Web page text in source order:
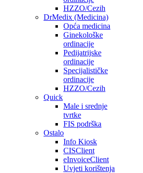
HZZO/Cezih
DrMedix (Medicina)
Opća medicina
Ginekološke
ordinacije
Pedijatrijske
ordinacije
Specijalističke
ordinacije
HZZO/Cezih
Quick
Male i srednje
tvrtke
FIS podrška
Ostalo
Info Kiosk
CISClient
eInvoiceClient
Uvjeti korištenja